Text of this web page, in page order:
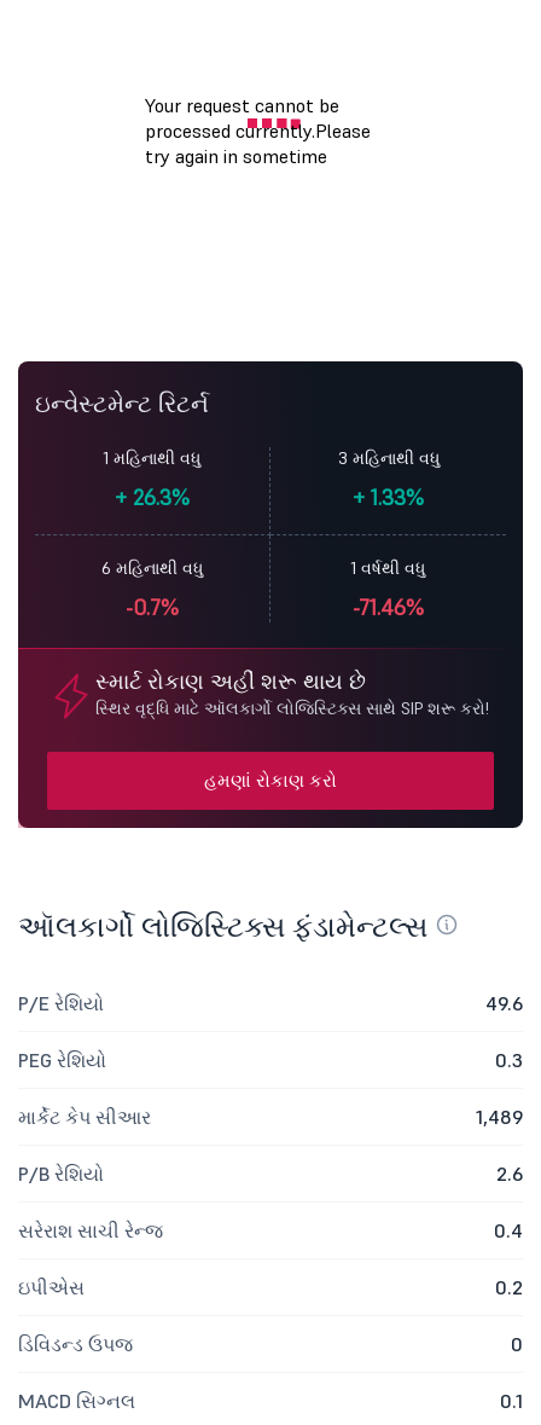
ઇન્વેસ્ટમેન્ટ રિટર્ન
1 મહિનાથી વધુ
+ 26.3%
3 મહિનાથી વધુ
+ 1.33%
6 મહિનાથી વધુ
-0.7%
1 વર્ષથી વધુ
-71.46%
સ્માર્ટ રોકાણ અહીં શરૂ થાય છે
સ્થિર વૃદ્ધિ માટે ઑલકાર્ગો લોજિસ્ટિક્સ સાથે SIP શરૂ કરો!
હમણાં રોકાણ કરો
ઑલકાર્ગો લોજિસ્ટિક્સ ફંડામેન્ટલ્સ
P/E રેશિયો 49.6
PEG રેશિયો 0.3
માર્કેટ કેપ સીઆર 1,489
P/B રેશિયો 2.6
સરેરાશ સાચી રેન્જ 0.4
ઇપીએસ 0.2
ડિવિડન્ડ ઉપજ 0
MACD સિગ્નલ 0.1